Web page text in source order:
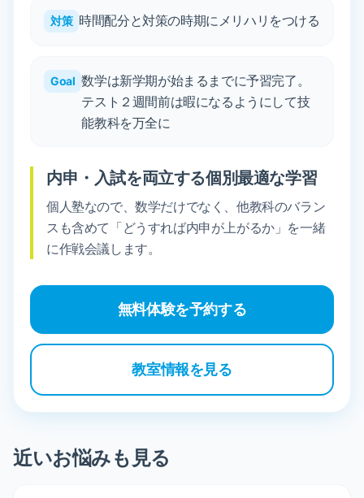
対策 時間配分と対策の時期にメリハリをつける
Goal 数学は新学期が始まるまでに予習完了。
テスト２週間前は暇になるようにして技
能教科を万全に
内申・入試を両立する個別最適な学習
個人塾なので、数学だけでなく、他教科のバラン
スも含めて「どうすれば内申が上がるか」を一緒
に作戦会議します。
無料体験を予約する
教室情報を見る
近いお悩みも見る